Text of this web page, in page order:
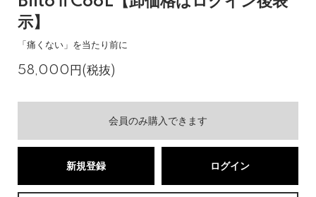
示】
「痛くない」を当たり前に
58,000円(税抜)
会員のみ購入できます
新規登録 ログイン